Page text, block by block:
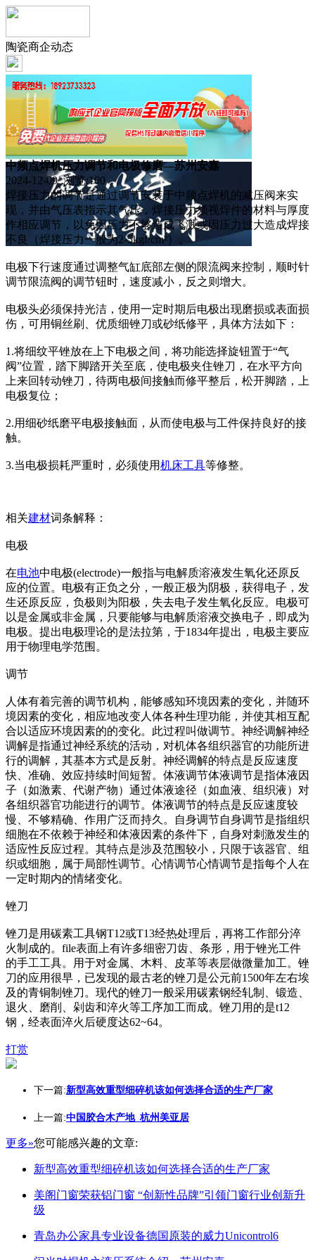
陶瓷商企动态
中频点焊机压力调节和电极修磨—苏州安嘉
2024-12-09 浏览:100
焊接压力的调节是通过调节安装于中频点焊机的减压阀来实
现，并由气压表指示其气压，焊接压力须视焊件的材料与厚度
作相应调节，以免因压力不够造成飞溅或因压力过大造成焊接
不良（焊接压力一般为2-5kgf/cm²）。
电极下行速度通过调整气缸底部左侧的限流阀来控制，顺时针
调节限流阀的调节钮时，速度减小，反之则增大。
电极头必须保持光洁，使用一定时期后电极出现磨损或表面损
伤，可用铜丝刷、优质细锉刀或砂纸修平，具体方法如下：
1.将细纹平锉放在上下电极之间，将功能选择旋钮置于“气
阀”位置，踏下脚踏开关至底，使电极夹住锉刀，在水平方向
上来回转动锉刀，待两电极间接触而修平整后，松开脚踏，上
电极复位；
2.用细砂纸磨平电极接触面，从而使电极与工件保持良好的接
触。
3.当电极损耗严重时，必须使用机床工具等修整。
相关建材词条解释：
电极
在电池中电极(electrode)一般指与电解质溶液发生氧化还原反
应的位置。电极有正负之分，一般正极为阴极，获得电子，发
生还原反应，负极则为阳极，失去电子发生氧化反应。电极可
以是金属或非金属，只要能够与电解质溶液交换电子，即成为
电极。提出电极理论的是法拉第，于1834年提出，电极主要应
用于物理电学范围。
调节
人体有着完善的调节机构，能够感知环境因素的变化，并随环
境因素的变化，相应地改变人体各种生理功能，并使其相互配
合以适应环境因素的的变化。此过程叫做调节。神经调解神经
调解是指通过神经系统的活动，对机体各组织器官的功能所进
行的调解，其基本方式是反射。神经调解的特点是反应速度
快、准确、效应持续时间短暂。体液调节体液调节是指体液因
子（如激素、代谢产物）通过体液途径（如血液、组织液）对
各组织器官功能进行的调节。体液调节的特点是反应速度较
慢、不够精确、作用广泛而持久。自身调节自身调节是指组织
细胞在不依赖于神经和体液因素的条件下，自身对刺激发生的
适应性反应过程。其特点是涉及范围较小，只限于该器官、组
织或细胞，属于局部性调节。心情调节心情调节是指每个人在
一定时期内的情绪变化。
锉刀
锉刀是用碳素工具钢T12或T13经热处理后，再将工作部分淬
火制成的。file表面上有许多细密刀齿、条形，用于锉光工件
的手工工具。用于对金属、木料、皮革等表层做微量加工。锉
刀的应用很早，已发现的最古老的锉刀是公元前1500年左右埃
及的青铜制锉刀。现代的锉刀一般采用碳素钢经轧制、锻造、
退火、磨削、剁齿和淬火等工序加工而成。锉刀用的是t12
钢，经表面淬火后硬度达62~64。
打赏
下一篇:新型高效重型细碎机该如何选择合适的生产厂家
上一篇:中国胶合木产地_杭州美亚居
更多»您可能感兴趣的文章:
新型高效重型细碎机该如何选择合适的生产厂家
美阁门窗荣获铝门窗 “创新性品牌”引领门窗行业创新升
级
青岛办公家具专业设备德国原装的威力Unicontrol6